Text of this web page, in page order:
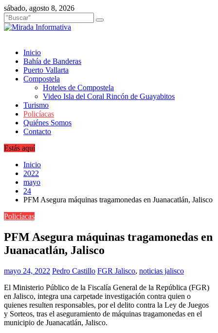
Saltar
al
contenido
sábado, agosto 8, 2026
Inicio
Bahía de Banderas
Puerto Vallarta
Compostela
Hoteles de Compostela
Video Isla del Coral Rincón de Guayabitos
Turismo
Policíacas
Quiénes Somos
Contacto
Estás aquí
Inicio
2022
mayo
24
PFM Asegura máquinas tragamonedas en Juanacatlán, Jalisco
Policíacas
PFM Asegura máquinas tragamonedas en
Juanacatlán, Jalisco
mayo 24, 2022 Pedro Castillo FGR Jalisco, noticias jalisco
El Ministerio Público de la Fiscalía General de la República (FGR)
en Jalisco, integra una carpetade investigación contra quien o
quienes resulten responsables, por el delito contra la Ley de Juegos
y Sorteos, tras el aseguramiento de máquinas tragamonedas en el
municipio de Juanacatlán, Jalisco.